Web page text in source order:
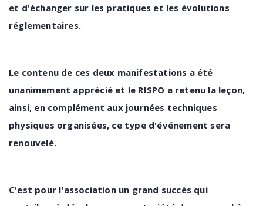
et d'échanger sur les pratiques et les évolutions
réglementaires.
Le contenu de ces deux manifestations a été
unanimement apprécié et le RISPO a retenu la leçon,
ainsi, en complément aux journées techniques
physiques organisées, ce type d'événement sera
renouvelé.
C'est pour l'association un grand succès qui